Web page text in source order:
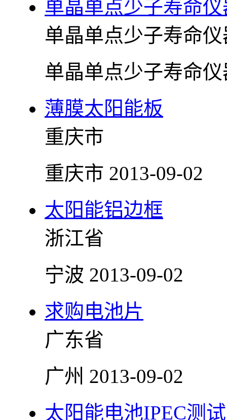
单晶单点少子寿命仪
单晶单点少子寿命仪
单晶单点少子寿命仪
薄膜太阳能板
重庆市
重庆市 2013-09-02
太阳能铝边框
浙江省
宁波 2013-09-02
求购电池片
广东省
广州 2013-09-02
太阳能电池IPEC测